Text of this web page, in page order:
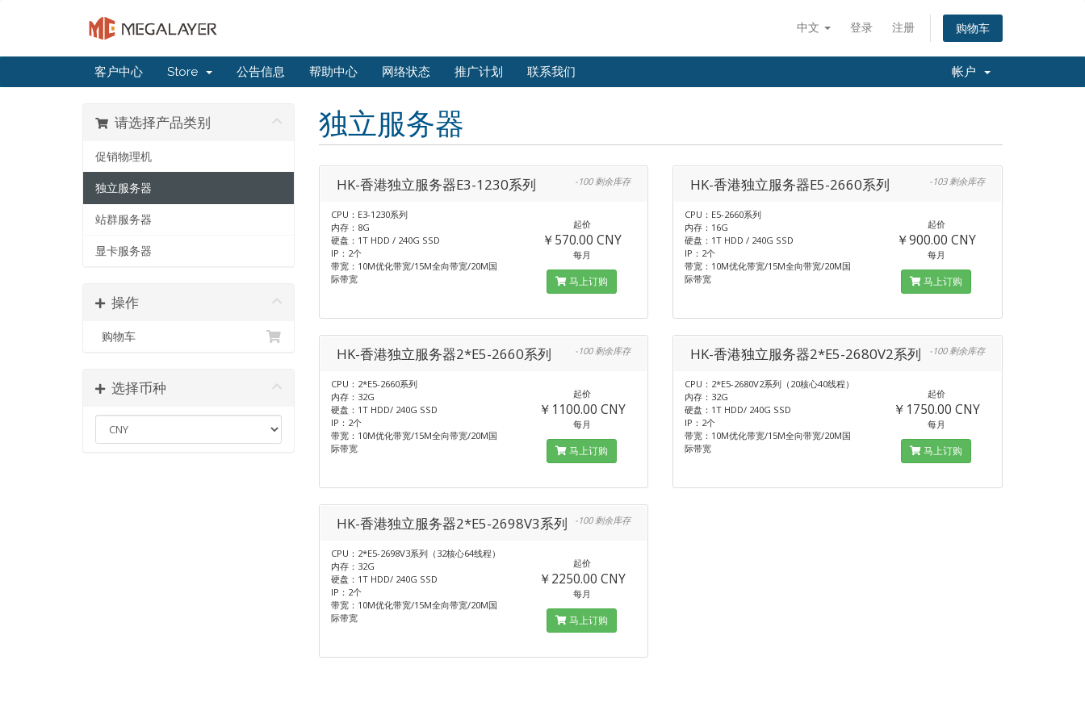
中文 登录 注册 购物车
客户中心 Store 公告信息 帮助中心 网络状态 推广计划 联系我们 帐户
独立服务器
请选择产品类别
促销物理机
独立服务器
站群服务器
显卡服务器
操作
购物车
选择币种
HK-香港独立服务器E3-1230系列 -100 剩余库存
CPU：E3-1230系列
内存：8G
硬盘：1T HDD / 240G SSD
IP：2个
带宽：10M优化带宽/15M全向带宽/20M国
际带宽
起价
￥570.00 CNY
每月
马上订购
HK-香港独立服务器E5-2660系列 -103 剩余库存
CPU：E5-2660系列
内存：16G
硬盘：1T HDD / 240G SSD
IP：2个
带宽：10M优化带宽/15M全向带宽/20M国
际带宽
起价
￥900.00 CNY
每月
马上订购
HK-香港独立服务器2*E5-2660系列 -100 剩余库存
CPU：2*E5-2660系列
内存：32G
硬盘：1T HDD/ 240G SSD
IP：2个
带宽：10M优化带宽/15M全向带宽/20M国
际带宽
起价
￥1100.00 CNY
每月
马上订购
HK-香港独立服务器2*E5-2680V2系列 -100 剩余库存
CPU：2*E5-2680V2系列（20核心40线程）
内存：32G
硬盘：1T HDD/ 240G SSD
IP：2个
带宽：10M优化带宽/15M全向带宽/20M国
际带宽
起价
￥1750.00 CNY
每月
马上订购
HK-香港独立服务器2*E5-2698V3系列 -100 剩余库存
CPU：2*E5-2698V3系列（32核心64线程）
内存：32G
硬盘：1T HDD/ 240G SSD
IP：2个
带宽：10M优化带宽/15M全向带宽/20M国
际带宽
起价
￥2250.00 CNY
每月
马上订购